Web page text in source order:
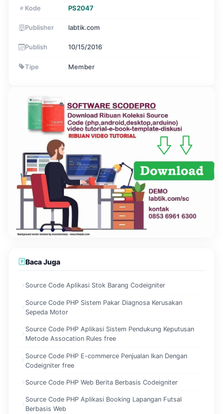
Kode PS2047
Publisher labtik.com
Publish 10/15/2016
Tipe Member
Baca Juga
Source Code Aplikasi Stok Barang Codeigniter
Source Code PHP Sistem Pakar Diagnosa Kerusakan
Sepeda Motor
Source Code PHP Aplikasi Sistem Pendukung Keputusan
Metode Assocation Rules free
Source Code PHP E-commerce Penjualan Ikan Dengan
Codeigniter free
Source Code PHP Web Berita Berbasis Codeigniter
Source Code PHP Aplikasi Booking Lapangan Futsal
Berbasis Web